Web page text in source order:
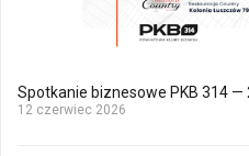
Spotkanie biznesowe PKB 314 —
12 czerwiec 2026